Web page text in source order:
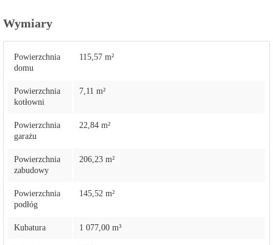
Wymiary
Powierzchnia
domu
115,57 m²
Powierzchnia
kotłowni
7,11 m²
Powierzchnia
garażu
22,84 m²
Powierzchnia
zabudowy
206,23 m²
Powierzchnia
podłóg
145,52 m²
Kubatura 1 077,00 m³